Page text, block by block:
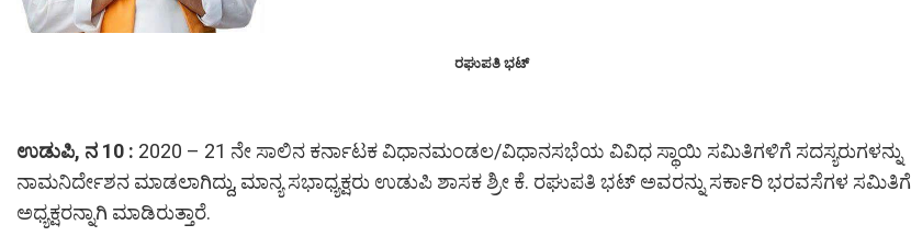
ರಘುಪತಿ ಭಟ್
ಉಡುಪಿ, ನ 10 : 2020 – 21 ನೇ ಸಾಲಿನ ಕರ್ನಾಟಕ ವಿಧಾನಮಂಡಲ/ವಿಧಾನಸಭೆಯ ವಿವಿಧ ಸ್ಥಾಯಿ ಸಮಿತಿಗಳಿಗೆ ಸದಸ್ಯರುಗಳನ್ನು
ನಾಮನಿರ್ದೇಶನ ಮಾಡಲಾಗಿದ್ದು, ಮಾನ್ಯ ಸಭಾಧ್ಯಕ್ಷರು ಉಡುಪಿ ಶಾಸಕ ಶ್ರೀ ಕೆ. ರಘುಪತಿ ಭಟ್ ಅವರನ್ನು ಸರ್ಕಾರಿ ಭರವಸೆಗಳ ಸಮಿತಿಗೆ
ಅಧ್ಯಕ್ಷರನ್ನಾಗಿ ಮಾಡಿರುತ್ತಾರೆ.